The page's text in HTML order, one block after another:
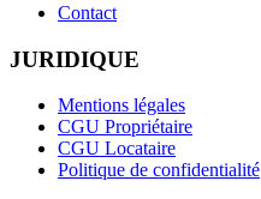
Contact
JURIDIQUE
Mentions légales
CGU Propriétaire
CGU Locataire
Politique de confidentialité